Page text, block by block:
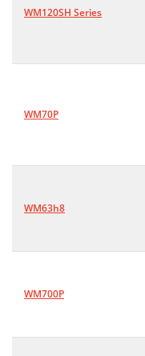
WM120SH Series
WM70P
WM63h8
WM700P